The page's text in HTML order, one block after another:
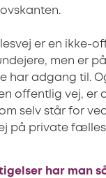
er en ikke-
men er
har adgang til.
offentlig vej, er
selv står for
på private
har man